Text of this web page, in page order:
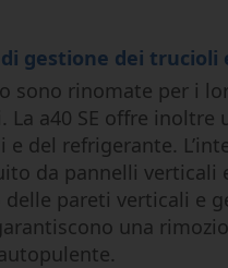
gestione dei
sono rinomate per i
a40 SE offre inoltre
del refrigerante.
da pannelli verticali
pareti verticali e
una